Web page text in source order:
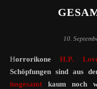
10.
Horrorikone H.P.
Schöpfungen sind aus
insgesamt kaum noch